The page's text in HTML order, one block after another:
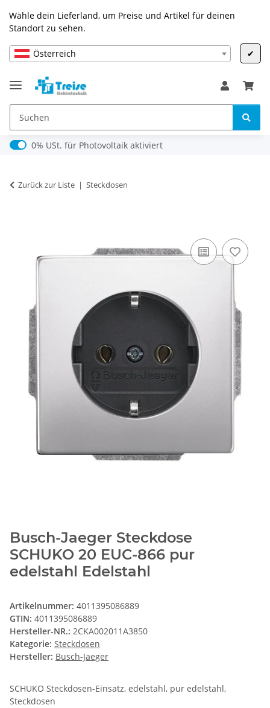
Wähle dein Lieferland, um Preise und Artikel für deinen
Standort zu sehen.
Österreich ✔
0% USt. für Photovoltaik (§ 12 Abs. 3 UStG)
0% USt. für Photovoltaik aktiviert
Zurück zur Liste Steckdosen
Busch-Jaeger Steckdose
SCHUKO 20 EUC-866 pur
edelstahl Edelstahl
Artikelnummer: 4011395086889
GTIN: 4011395086889
Hersteller-NR.: 2CKA002011A3850
Kategorie: Steckdosen
Hersteller: Busch-Jaeger
SCHUKO Steckdosen-Einsatz, edelstahl, pur edelstahl,
Steckdosen